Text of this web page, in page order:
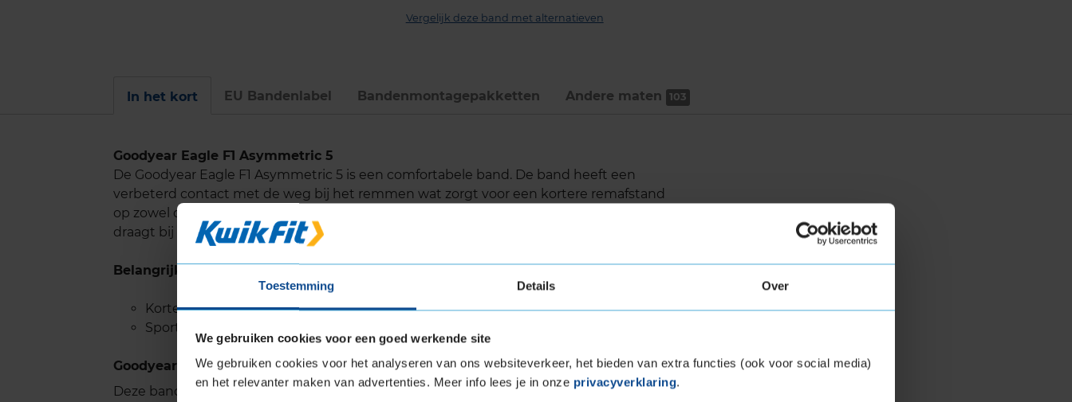
Toestemming Details Over
We gebruiken cookies voor een goed werkende site
We gebruiken cookies voor het analyseren van ons websiteverkeer, het bieden van extra functies (ook voor social media)
en het relevanter maken van advertenties. Meer info lees je in onze privacyverklaring.
Vergelijk deze band met alternatieven
In het kort EU Bandenlabel Bandenmontage­pakketten Andere maten 103
Goodyear Eagle F1 Asymmetric 5
De Goodyear Eagle F1 Asymmetric 5 is een comfortabele band. De band heeft een
verbeterd contact met de weg bij het remmen wat zorgt voor een kortere remafstand
op zowel droog als nat wegdek. Ook de speciale rubbersamenstelling met extra silica
draagt bij aan deze kortere remafstand.
Belangrijke eigenschappen
Kortere remweg op droog en nat wegdek
Sportief rijgevoel op droog wegdek
Goodyear EAGLE F1 ASYMMETRIC 5 met Extra Load (verstevigde band)
Deze band is ook geschikt voor voertuigen die banden met een hoger